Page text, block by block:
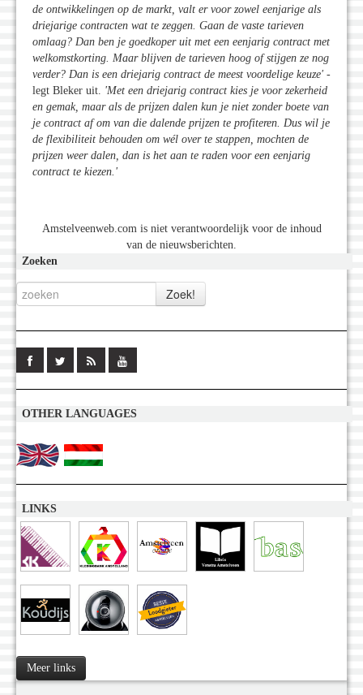
de ontwikkelingen op de markt, valt er voor zowel eenjarige als
driejarige contracten wat te zeggen. Gaan de vaste tarieven
omlaag? Dan ben je goedkoper uit met een eenjarig contract met
welkomstkorting. Maar blijven de tarieven hoog of stijgen ze nog
verder? Dan is een driejarig contract de meest voordelige keuze' -
legt Bleker uit. 'Met een driejarig contract kies je voor zekerheid
en gemak, maar als de prijzen dalen kun je niet zonder boete van
je contract af om van die dalende prijzen te profiteren. Dus wil je
de flexibiliteit behouden om wél over te stappen, mochten de
prijzen weer dalen, dan is het aan te raden voor een eenjarig
contract te kiezen. '
Amstelveenweb.com is niet verantwoordelijk voor de inhoud
van de nieuwsberichten.
Zoeken
OTHER LANGUAGES
LINKS
Meer links